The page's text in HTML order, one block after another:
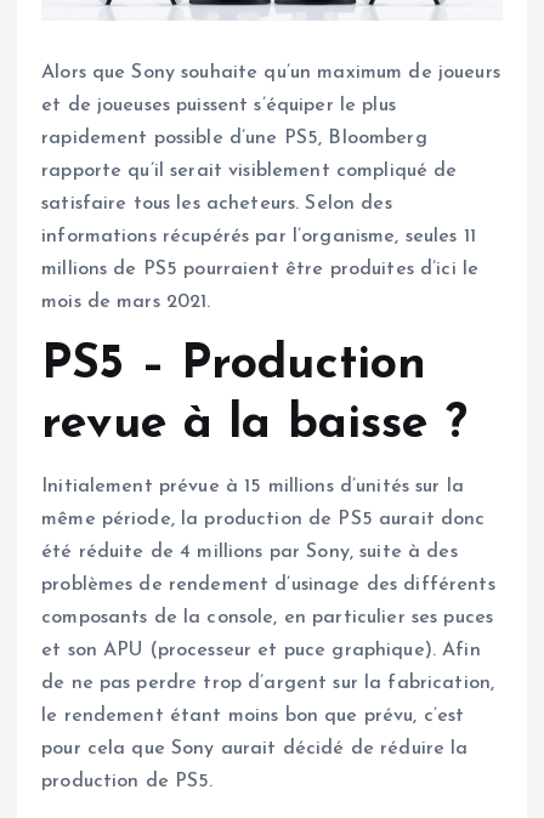
Alors que Sony souhaite qu’un maximum de joueurs
et de joueuses puissent s’équiper le plus
rapidement possible d’une PS5, Bloomberg
rapporte qu’il serait visiblement compliqué de
satisfaire tous les acheteurs. Selon des
informations récupérés par l’organisme, seules 11
millions de PS5 pourraient être produites d’ici le
mois de mars 2021.
PS5 – Production
revue à la baisse ?
Initialement prévue à 15 millions d’unités sur la
même période, la production de PS5 aurait donc
été réduite de 4 millions par Sony, suite à des
problèmes de rendement d’usinage des différents
composants de la console, en particulier ses puces
et son APU (processeur et puce graphique). Afin
de ne pas perdre trop d’argent sur la fabrication,
le rendement étant moins bon que prévu, c’est
pour cela que Sony aurait décidé de réduire la
production de PS5.